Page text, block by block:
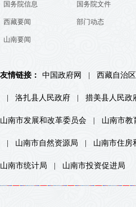
国务院信息
西藏要闻
山南要闻
国务院文件
部门动态
友情链接： 中国政府网 | 西藏自治
| 洛扎县人民政府 | 措美县人民政
山南市发展和改革委员会 | 山南市教
| 山南市自然资源局 | 山南市住房
山南市统计局 | 山南市投资促进局